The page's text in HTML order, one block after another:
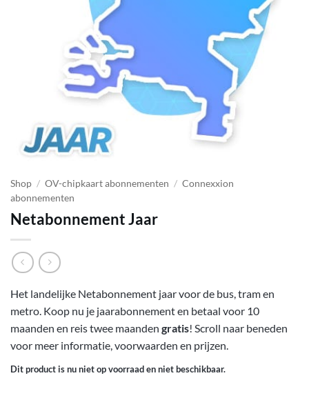
Shop / OV-chipkaart abonnementen / Connexxion
abonnementen
Netabonnement Jaar
Het landelijke Netabonnement jaar voor de bus, tram en
metro. Koop nu je jaarabonnement en betaal voor 10
maanden en reis twee maanden gratis! Scroll naar beneden
voor meer informatie, voorwaarden en prijzen.
Dit product is nu niet op voorraad en niet beschikbaar.